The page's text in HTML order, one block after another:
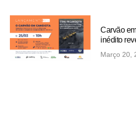
Carvão
inédito
Março 20,